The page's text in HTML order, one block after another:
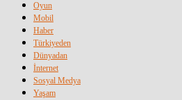
Oyun
Mobil
Haber
Türkiyeden
Dünyadan
İnternet
Sosyal Medya
Yaşam